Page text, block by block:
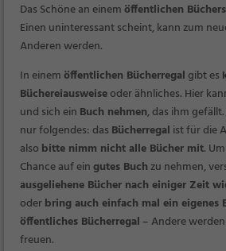
Das Schöne an einemöffentlichen
Einen uninteressant scheint, kann zum
Anderen werden.
In einemöffentlichen Bücherregal gibt es
Büchereiausweiseoder ähnliches. Hier
und sich ein Buch nehmen, das ihm
nur folgendes: das Bücherregal ist für die
also bitte nimm nicht alle Bücher mit.
Chance auf eingutes Buchzu nehmen,
ausgeliehene Bücher nach einiger Zeit
oderbring auch einfach mal ein eigenes
öffentliches Bücherregal – Andere
freuen.